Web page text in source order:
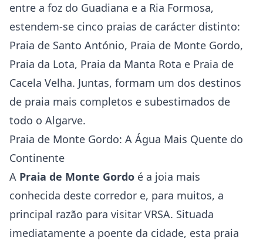
entre a foz do Guadiana e a Ria Formosa,
estendem-se cinco praias de carácter distinto:
Praia de Santo António, Praia de Monte Gordo,
Praia da Lota, Praia da Manta Rota e Praia de
Cacela Velha. Juntas, formam um dos destinos
de praia mais completos e subestimados de
todo o Algarve.
Praia de Monte Gordo: A Água Mais Quente do
Continente
A Praia de Monte Gordo é a joia mais
conhecida deste corredor e, para muitos, a
principal razão para visitar VRSA. Situada
imediatamente a poente da cidade, esta praia